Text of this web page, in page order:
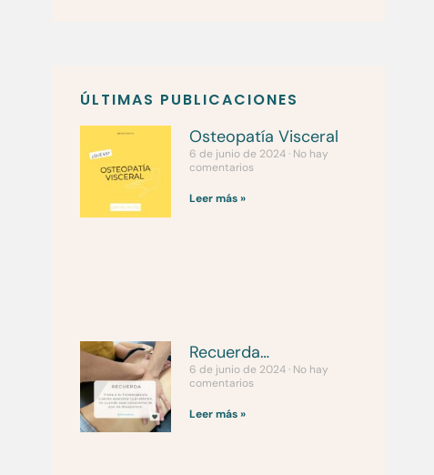
ÚLTIMAS PUBLICACIONES
Osteopatía Visceral
6 de junio de 2024 No hay
comentarios
Leer más »
Recuerda…
6 de junio de 2024 No hay
comentarios
Leer más »